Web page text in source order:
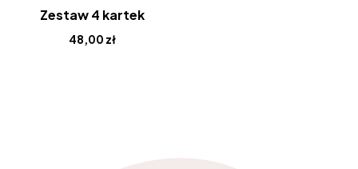
Zestaw 4 kartek
48,00 zł